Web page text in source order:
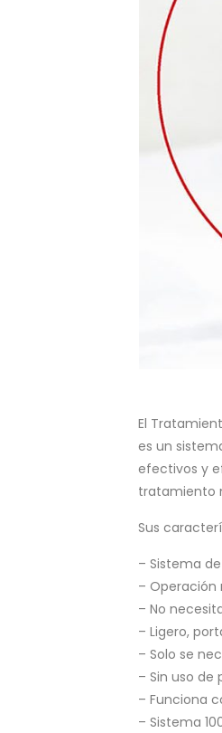
El
es un
efectivos y
tratamiento
Sus
– Sistema
– Operación
– No
– Ligero,
– Solo se
– Sin uso
– Funciona
– Sistema